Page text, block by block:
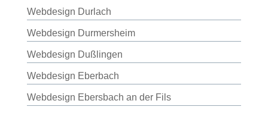
Webdesign Durlach
Webdesign Durmersheim
Webdesign Dußlingen
Webdesign Eberbach
Webdesign Ebersbach an der Fils